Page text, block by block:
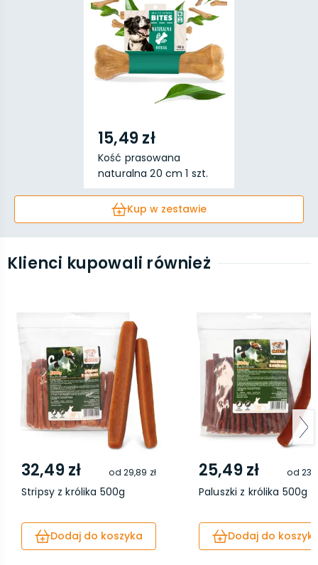
15,49 zł
Kość prasowana
naturalna 20 cm 1 szt.
Kup w zestawie
Klienci kupowali również
32,49 zł od 29,89 zł
Stripsy z królika 500g
Dodaj do koszyka
25,49 zł od
Paluszki z królika 500g
Dodaj do